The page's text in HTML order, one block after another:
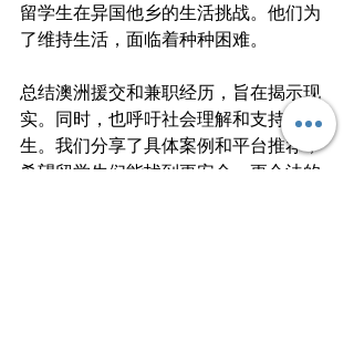
留学生在异国他乡的生活挑战。他们为
了维持生活，面临着种种困难。
总结澳洲援交和兼职经历，旨在揭示现
实。同时，也呼吁社会理解和支持留学
生。我们分享了具体案例和平台推荐，
希望留学生们能找到更安全、更合法的